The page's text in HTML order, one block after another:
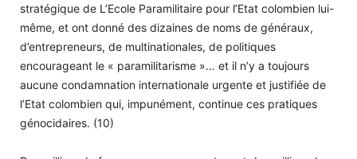
stratégique de L’Ecole Paramilitaire pour l’Etat colombien lui-
même, et ont donné des dizaines de noms de généraux,
d’entrepreneurs, de multinationales, de politiques
encourageant le « paramilitarisme »… et il n’y a toujours
aucune condamnation internationale urgente et justifiée de
l’Etat colombien qui, impunément, continue ces pratiques
génocidaires. (10)